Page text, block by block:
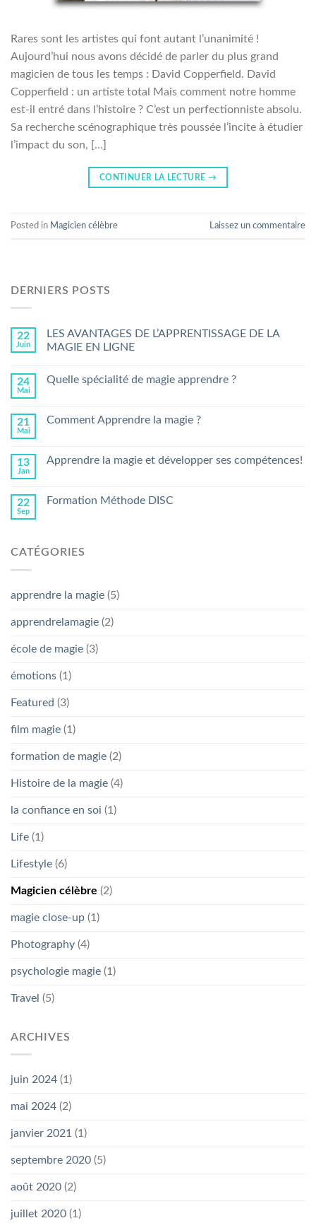
Rares sont les artistes qui font autant l’unanimité !
Aujourd’hui nous avons décidé de parler du plus grand
magicien de tous les temps : David Copperfield. David
Copperfield : un artiste total Mais comment notre homme
est-il entré dans l’histoire ? C’est un perfectionniste absolu.
Sa recherche scénographique très poussée l’incite à étudier
l’impact du son, […]
CONTINUER LA LECTURE →
Posted in Magicien célèbre Laissez un commentaire
DERNIERS POSTS
22
Juin
LES AVANTAGES DE L’APPRENTISSAGE DE LA
MAGIE EN LIGNE
24
Mai
Quelle spécialité de magie apprendre ?
21
Mai
Comment Apprendre la magie ?
13
Jan
Apprendre la magie et développer ses compétences!
22
Sep
Formation Méthode DISC
CATÉGORIES
apprendre la magie (5)
apprendrelamagie (2)
école de magie (3)
émotions (1)
Featured (3)
film magie (1)
formation de magie (2)
Histoire de la magie (4)
la confiance en soi (1)
Life (1)
Lifestyle (6)
Magicien célèbre (2)
magie close-up (1)
Photography (4)
psychologie magie (1)
Travel (5)
ARCHIVES
juin 2024 (1)
mai 2024 (2)
janvier 2021 (1)
septembre 2020 (5)
août 2020 (2)
juillet 2020 (1)